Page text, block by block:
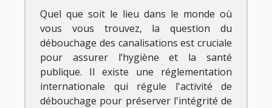
Quel que soit le lieu dans le monde où
vous vous trouvez, la question du
débouchage des canalisations est cruciale
pour assurer l’hygiène et la santé
publique. Il existe une réglementation
internationale qui régule l'activité de
débouchage pour préserver l'intégrité de